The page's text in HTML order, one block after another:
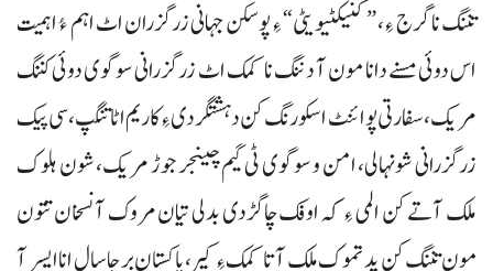
تننگ نا گرج ءِ، ”کنیکٹیویٹی“ ءِ پوسکن جہانی زرگزران اٹ اہم ءُ اہمیت
اس دوئی مسنے دانا مون آ دننگ نا کمک اٹ زرگزرانی سوگوی دوئی کننگ
مریک، سفارتی پوائنٹ اسکورنگ کن دہشتگردی ءِ کاریم اٹا تنگپ، سی پیک
زرگزرانی شونہالی، امن و سوگوی ٹی گیم چینجر جوڑ مریک، شون ہلوک
ملک آتے کن المی ءِ کہ اوفک چاگڑدی بدلی تیان مروک آ نسخان تتون
مون تننگ کن پدتموک ملک آتا کمک ءِ کیر، پاکستان برجاسال انا ایسر آ